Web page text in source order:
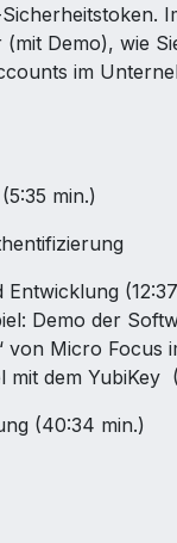
Demo), wie
im
min.)
Entwicklung
Demo der
von Micro Focus
mit dem YubiKey
(40:34 min.)